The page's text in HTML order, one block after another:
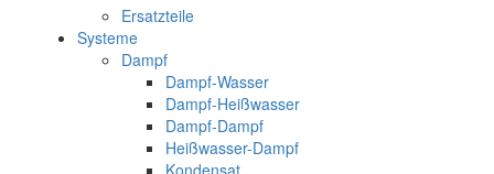
Ersatzteile
Systeme
Dampf
Dampf-Wasser
Dampf-Heißwasser
Dampf-Dampf
Heißwasser-Dampf
Kondensat